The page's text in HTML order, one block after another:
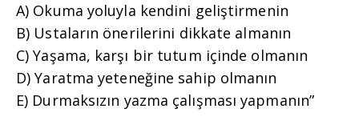
A) Okuma yoluyla kendini geliştirmenin
B) Ustaların önerilerini dikkate almanın
C) Yaşama, karşı bir tutum içinde olmanın
D) Yaratma yeteneğine sahip olmanın
E) Durmaksızın yazma çalışması yapmanın”